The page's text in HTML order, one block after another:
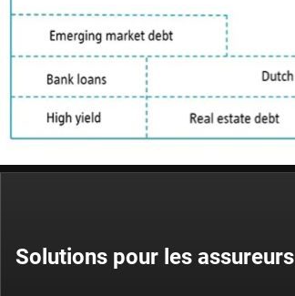
Solutions pour les assureurs